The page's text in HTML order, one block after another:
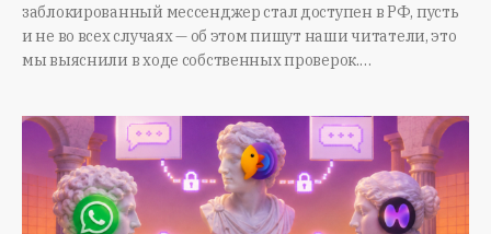
заблокированный мессенджер стал доступен в РФ, пусть
и не во всех случаях — об этом пишут наши читатели, это
мы выяснили в ходе собственных проверок.…